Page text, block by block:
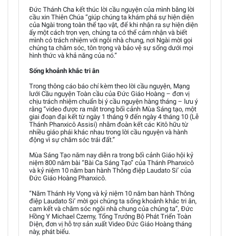
Đức Thánh Cha kết thúc lời cầu nguyện của mình bằng lời
cầu xin Thiên Chúa “giúp chúng ta khám phá sự hiện diện
của Ngài trong toàn thể tạo vật, để khi nhận ra sự hiện diện
ấy một cách trọn vẹn, chúng ta có thể cảm nhận và biết
mình có trách nhiệm với ngôi nhà chung, nơi Ngài mời gọi
chúng ta chăm sóc, tôn trọng và bảo vệ sự sống dưới mọi
hình thức và khả năng của nó.”
Sống khoảnh khắc tri ân
Trong thông cáo báo chí kèm theo lời cầu nguyện, Mạng
lưới Cầu nguyện Toàn cầu của Đức Giáo Hoàng – đơn vị
chịu trách nhiệm chuẩn bị ý cầu nguyện hàng tháng – lưu ý
rằng “video được ra mắt trong bối cảnh Mùa Sáng tạo, một
giai đoạn đại kết từ ngày 1 tháng 9 đến ngày 4 tháng 10 (Lễ
Thánh Phanxicô Assisi) nhằm đoàn kết các Kitô hữu từ
nhiều giáo phái khác nhau trong lời cầu nguyện và hành
động vì sự chăm sóc trái đất.”
Mùa Sáng Tạo năm nay diễn ra trong bối cảnh Giáo hội kỷ
niệm 800 năm bài “Bài Ca Sáng Tạo” của Thánh Phanxicô
và kỷ niệm 10 năm ban hành Thông điệp Laudato Si’ của
Đức Giáo Hoàng Phanxicô.
“Năm Thánh Hy Vọng và kỷ niệm 10 năm ban hành Thông
điệp Laudato Si’ mời gọi chúng ta sống khoảnh khắc tri ân,
cam kết và chăm sóc ngôi nhà chung của chúng ta”, Đức
Hồng Y Michael Czerny, Tổng Trưởng Bộ Phát Triển Toàn
Diện, đơn vị hỗ trợ sản xuất Video Đức Giáo Hoàng tháng
này, phát biểu.